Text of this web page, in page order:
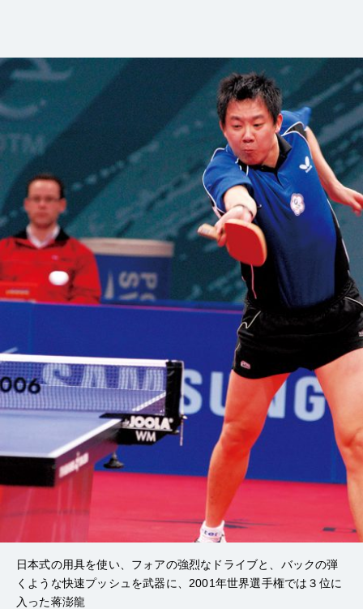
日本式の用具を使い、フォアの強烈なドライブと、バックの弾
くような快速プッシュを武器に、2001年世界選手権では３位に
入った蒋澎龍